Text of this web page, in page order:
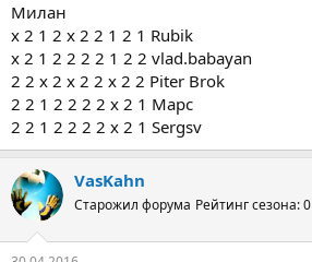
Милан
х 2 1 2 х 2 2 1 2 1 Rubik
х 2 1 2 2 2 2 1 2 2 vlad.babayan
2 2 x 2 x 2 2 x 2 2 Piter Brok
2 2 1 2 2 2 2 х 2 1 Марс
2 2 1 2 2 2 2 х 2 1 Sergsv
VasKahn
Старожил форума Рейтинг сезона: 0